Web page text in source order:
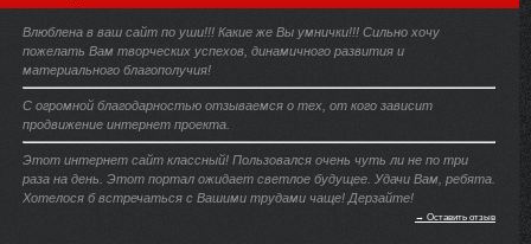
Влюблена в ваш сайт по уши!!! Какие же Вы умнички!!! Сильно хочу
пожелать Вам творческих успехов, динамичного развития и
материального благополучия!
С огромной благодарностью отзываемся о тех, от кого зависит
продвижение интернет проекта.
Этот интернет сайт классный! Пользовался очень чуть ли не по три
раза на день. Этот портал ожидает светлое будущее. Удачи Вам, ребята.
Хотелося б встречаться с Вашими трудами чаще! Дерзайте!
→ Оставить отзыв